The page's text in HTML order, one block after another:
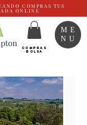
COMPRAS TUS
ONLINE
COMPRAS
BOLSA
ME
NU